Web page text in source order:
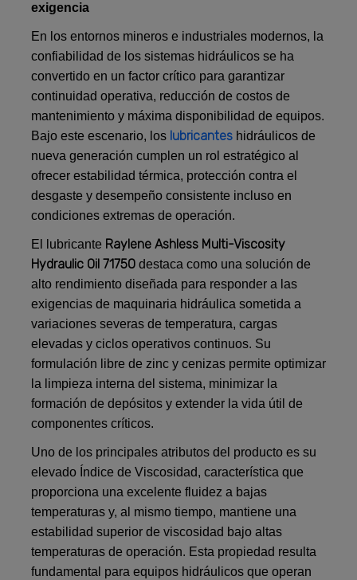
exigencia
En los entornos mineros e industriales modernos, la
confiabilidad de los sistemas hidráulicos se ha
convertido en un factor crítico para garantizar
continuidad operativa, reducción de costos de
mantenimiento y máxima disponibilidad de equipos.
Bajo este escenario, los lubricantes hidráulicos de
nueva generación cumplen un rol estratégico al
ofrecer estabilidad térmica, protección contra el
desgaste y desempeño consistente incluso en
condiciones extremas de operación.
El lubricante Raylene Ashless Multi-Viscosity
Hydraulic Oil 71750 destaca como una solución de
alto rendimiento diseñada para responder a las
exigencias de maquinaria hidráulica sometida a
variaciones severas de temperatura, cargas
elevadas y ciclos operativos continuos. Su
formulación libre de zinc y cenizas permite optimizar
la limpieza interna del sistema, minimizar la
formación de depósitos y extender la vida útil de
componentes críticos.
Uno de los principales atributos del producto es su
elevado Índice de Viscosidad, característica que
proporciona una excelente fluidez a bajas
temperaturas y, al mismo tiempo, mantiene una
estabilidad superior de viscosidad bajo altas
temperaturas de operación. Esta propiedad resulta
fundamental para equipos hidráulicos que operan